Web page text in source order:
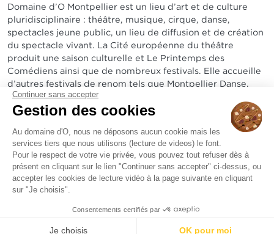
Continuer sans accepter
Gestion des cookies
Au domaine d'O, nous ne déposons aucun cookie mais les
services tiers que nous utilisons (lecture de videos) le font.
Pour le respect de votre vie privée, vous pouvez tout refuser dès à
présent en cliquant sur le lien "Continuer sans accepter" ci-dessus, ou
accepter les cookies de lecture vidéo à la page suivante en cliquant
sur "Je choisis".
Consentements certifiés par
Je choisis OK pour moi
Domaine d’O Montpellier est un lieu d’art et de culture
pluridisciplinaire : théâtre, musique, cirque, danse,
spectacles jeune public, un lieu de diffusion et de création
du spectacle vivant. La Cité européenne du théâtre
produit une saison culturelle et Le Printemps des
Comédiens ainsi que de nombreux festivals. Elle accueille
d’autres festivals de renom tels que Montpellier Danse,
Radio France Montpellier Occitanie, Arabesques...
Sur un site exceptionnel, elle abrite un amphithéâtre de
1800 places, le théâtre Jean-Claude Carrière de 600 à
1200 places, un bistrot et une pinède de 3 hectares.